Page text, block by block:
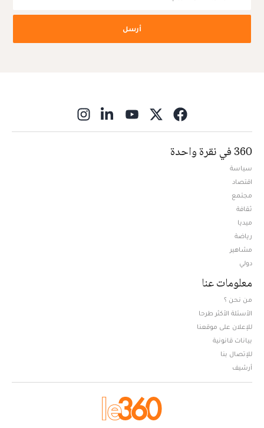
أرسل
360 في نقرة واحدة
سياسة
اقتصاد
مجتمع
ثقافة
ميديا
رياضة
مشاهير
دولي
معلومات عنا
من نحن ؟
الأسئلة الأكثر طرحا
للإعلان على موقعنا
بيانات قانونية
للإتصال بنا
أرشيف